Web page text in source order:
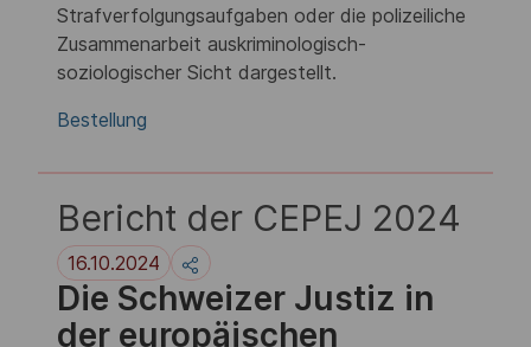
Strafverfolgungsaufgaben oder die polizeiliche
Zusammenarbeit auskriminologisch-
soziologischer Sicht dargestellt.
Bestellung
Bericht der CEPEJ 2024
16.10.2024
Die Schweizer Justiz in
der europäischen